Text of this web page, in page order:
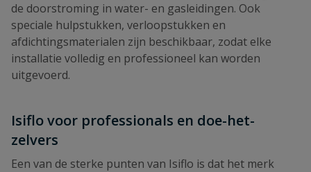
de doorstroming in water- en gasleidingen. Ook
speciale hulpstukken, verloopstukken en
afdichtingsmaterialen zijn beschikbaar, zodat elke
installatie volledig en professioneel kan worden
uitgevoerd.
Isiflo voor professionals en doe-het-
zelvers
Een van de sterke punten van Isiflo is dat het merk